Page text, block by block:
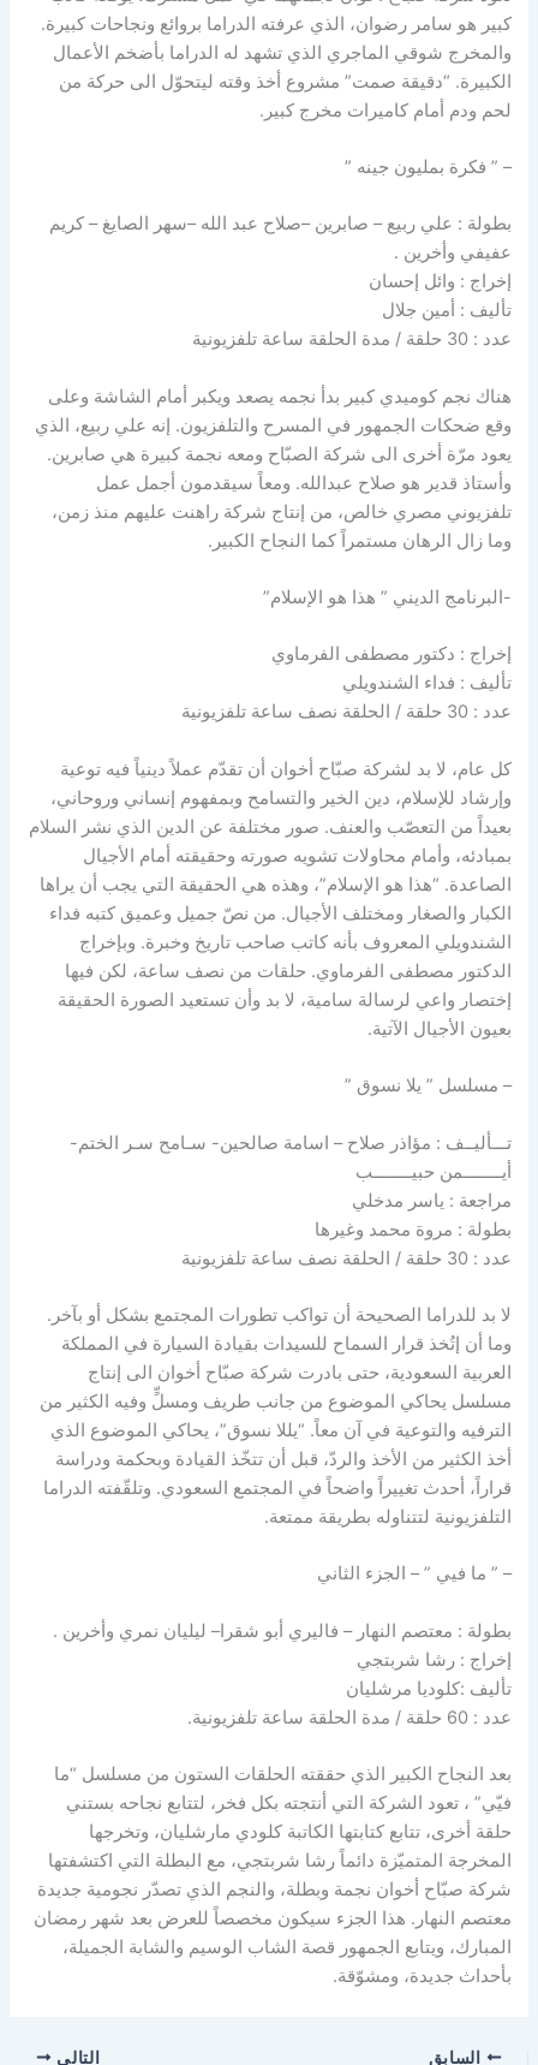
كبير هو سامر رضوان، الذي عرفته الدراما بروائع ونجاحات كبيرة.
والمخرج شوقي الماجري الذي تشهد له الدراما بأضخم الأعمال
الكبيرة. “دقيقة صمت” مشروع أخذ وقته ليتحوّل الى حركة من
لحم ودم أمام كاميرات مخرج كبير.
– ” فكرة بمليون جينه ”
بطولة : علي ربيع – صابرين –صلاح عبد الله –سهر الصايغ – كريم
عفيفي وأخرين .
إخراج : وائل إحسان
تأليف : أمين جلال
عدد : 30 حلقة / مدة الحلقة ساعة تلفزيونية
هناك نجم كوميدي كبير بدأ نجمه يصعد ويكبر أمام الشاشة وعلى
وقع ضحكات الجمهور في المسرح والتلفزيون. إنه علي ربيع، الذي
يعود مرّة أخرى الى شركة الصبّاح ومعه نجمة كبيرة هي صابرين.
وأستاذ قدير هو صلاح عبدالله. ومعاً سيقدمون أجمل عمل
تلفزيوني مصري خالص، من إنتاج شركة راهنت عليهم منذ زمن،
وما زال الرهان مستمراً كما النجاح الكبير.
-البرنامج الديني ” هذا هو الإسلام”
إخراج : دكتور مصطفى الفرماوي
تأليف : فداء الشندويلي
عدد : 30 حلقة / الحلقة نصف ساعة تلفزيونية
كل عام، لا بد لشركة صبّاح أخوان أن تقدّم عملاً دينياً فيه توعية
وإرشاد للإسلام، دين الخير والتسامح وبمفهوم إنساني وروحاني،
بعيداً من التعصّب والعنف. صور مختلفة عن الدين الذي نشر السلام
بمبادئه، وأمام محاولات تشويه صورته وحقيقته أمام الأجيال
الصاعدة. “هذا هو الإسلام”، وهذه هي الحقيقة التي يجب أن يراها
الكبار والصغار ومختلف الأجيال. من نصّ جميل وعميق كتبه فداء
الشندويلي المعروف بأنه كاتب صاحب تاريخ وخبرة. وبإخراج
الدكتور مصطفى الفرماوي. حلقات من نصف ساعة، لكن فيها
إختصار واعي لرسالة سامية، لا بد وأن تستعيد الصورة الحقيقة
بعيون الأجيال الآتية.
– مسلسل ” يلا نسوق ”
تـــأليــف : مؤاذر صلاح – اسامة صالحين- سـامح سـر الختم-
أيــــــــمن حبيــــــــب
مراجعة : ياسر مدخلي
بطولة : مروة محمد وغيرها
عدد : 30 حلقة / الحلقة نصف ساعة تلفزيونية
لا بد للدراما الصحيحة أن تواكب تطورات المجتمع بشكل أو بآخر.
وما أن إتُخذ قرار السماح للسيدات بقيادة السيارة في المملكة
العربية السعودية، حتى بادرت شركة صبّاح أخوان الى إنتاج
مسلسل يحاكي الموضوع من جانب طريف ومسلٍّ وفيه الكثير من
الترفيه والتوعية في آن معاً. “يللا نسوق”، يحاكي الموضوع الذي
أخذ الكثير من الأخذ والردّ، قبل أن تتخّذ القيادة وبحكمة ودراسة
قراراً، أحدث تغييراً واضحاً في المجتمع السعودي. وتلقّفته الدراما
التلفزيونية لتتناوله بطريقة ممتعة.
– ” ما فيي ” – الجزء الثاني
بطولة : معتصم النهار – فاليري أبو شقرا– ليليان نمري وأخرين .
إخراج : رشا شربتجي
تأليف :كلوديا مرشليان
عدد : 60 حلقة / مدة الحلقة ساعة تلفزيونية.
بعد النجاح الكبير الذي حققته الحلقات الستون من مسلسل “ما
فيّي” ، تعود الشركة التي أنتجته بكل فخر، لتتابع نجاحه بستني
حلقة أخرى، تتابع كتابتها الكاتبة كلودي مارشليان، وتخرجها
المخرجة المتميّزة دائماً رشا شربتجي، مع البطلة التي اكتشفتها
شركة صبّاح أخوان نجمة وبطلة، والنجم الذي تصدّر نجومية جديدة
معتصم النهار. هذا الجزء سيكون مخصصاً للعرض بعد شهر رمضان
المبارك، ويتابع الجمهور قصة الشاب الوسيم والشابة الجميلة،
بأحداث جديدة، ومشوّقة.
السابق التالي